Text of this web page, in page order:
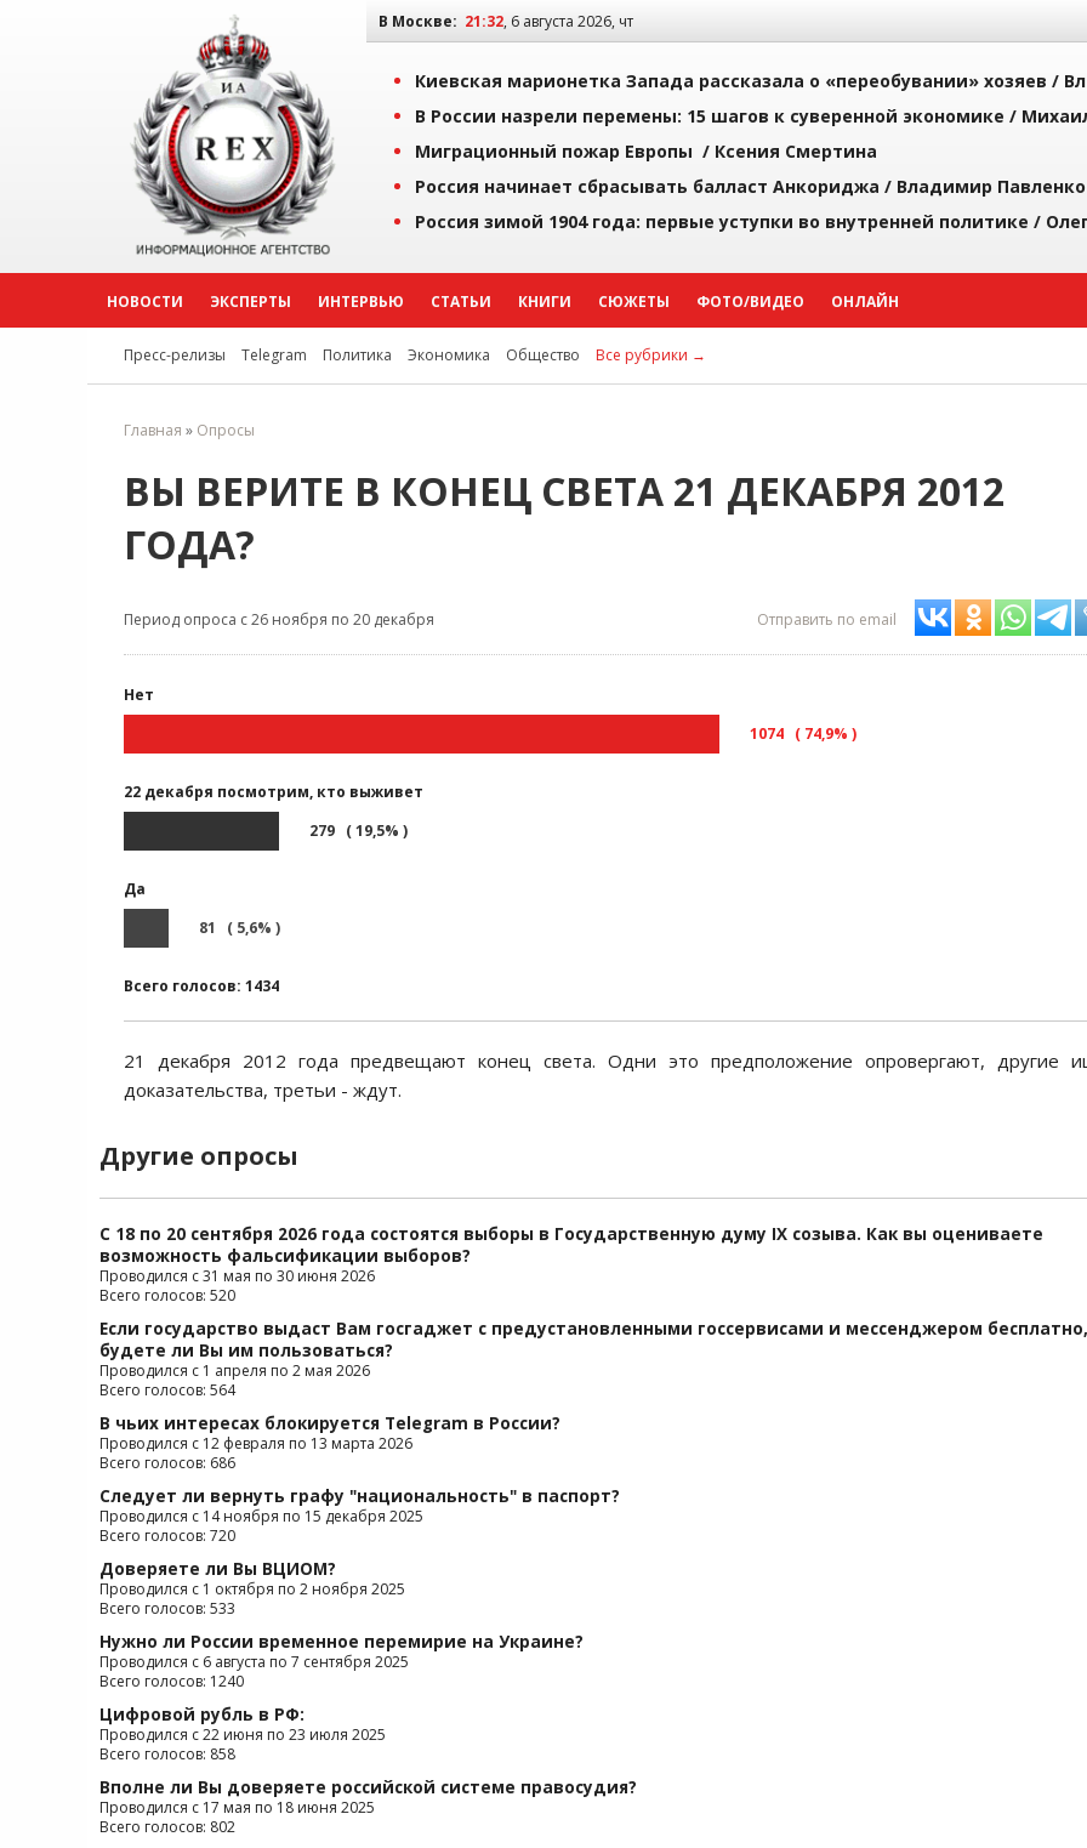
В Москве: 21:32, 6 августа 2026, чт
Киевская марионетка Запада рассказала о «переобувании» хозяев /
В России назрели перемены: 15 шагов к суверенной экономике /
Миграционный пожар Европы / Ксения Смертина
Россия начинает сбрасывать балласт Анкориджа / Владимир Павленко
Россия зимой 1904 года: первые уступки во внутренней политике /
НОВОСТИ ЭКСПЕРТЫ ИНТЕРВЬЮ СТАТЬИ КНИГИ СЮЖЕТЫ ФОТО/ВИДЕО ОНЛАЙН
Пресс-релизы Telegram Политика Экономика Общество Все рубрики →
Главная » Опросы
ВЫ ВЕРИТЕ В КОНЕЦ СВЕТА 21 ДЕКАБРЯ 2012
ГОДА?
Период опроса с 26 ноября по 20 декабря Отправить по email
Нет
1074 ( 74,9% )
22 декабря посмотрим, кто выживет
279 ( 19,5% )
Да
81 ( 5,6% )
Всего голосов: 1434
21 декабря 2012 года предвещают конец света. Одни это предположение опровергают, другие
доказательства, третьи - ждут.
Другие опросы
С 18 по 20 сентября 2026 года состоятся выборы в Государственную думу IX созыва. Как вы оцениваете
возможность фальсификации выборов?
Проводился с 31 мая по 30 июня 2026
Всего голосов: 520
Если государство выдаст Вам госгаджет с предустановленными госсервисами и мессенджером бесплатно,
будете ли Вы им пользоваться?
Проводился с 1 апреля по 2 мая 2026
Всего голосов: 564
В чьих интересах блокируется Telegram в России?
Проводился с 12 февраля по 13 марта 2026
Всего голосов: 686
Следует ли вернуть графу "национальность" в паспорт?
Проводился с 14 ноября по 15 декабря 2025
Всего голосов: 720
Доверяете ли Вы ВЦИОМ?
Проводился с 1 октября по 2 ноября 2025
Всего голосов: 533
Нужно ли России временное перемирие на Украине?
Проводился с 6 августа по 7 сентября 2025
Всего голосов: 1240
Цифровой рубль в РФ:
Проводился с 22 июня по 23 июля 2025
Всего голосов: 858
Вполне ли Вы доверяете российской системе правосудия?
Проводился с 17 мая по 18 июня 2025
Всего голосов: 802